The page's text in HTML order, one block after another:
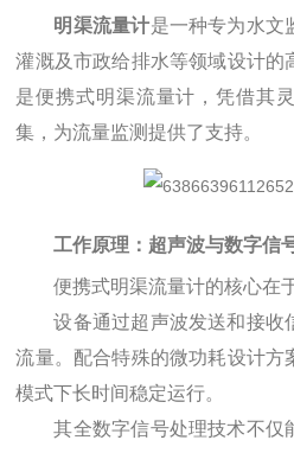
明渠流量计是一种专为水文
灌溉及市政给排水等领域设计的
是便携式明渠流量计，凭借其
集，为流量监测提供了支持。
工作原理：超声波与数字信
便携式明渠流量计的核心在
设备通过超声波发送和接收
流量。配合特殊的微功耗设计方
模式下长时间稳定运行。
其全数字信号处理技术不仅